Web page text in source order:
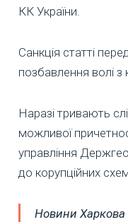
КК України.
Санкція статті
позбавлення волі
Наразі тривають
можливої
управління
до корупційних
Новини Харкова